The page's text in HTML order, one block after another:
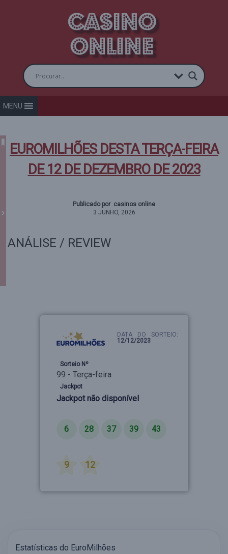
MENU
EUROMILHÕES DESTA TERÇA-FEIRA
DE 12 DE DEZEMBRO DE 2023
Publicado por casinos online
3 JUNHO, 2026
ANÁLISE / REVIEW
DATA DO SORTEIO:
12/12/2023
Sorteio Nº
99 - Terça-feira
Jackpot
Jackpot não disponível
6 28 37 39 43
9 12
Estatísticas do EuroMilhões